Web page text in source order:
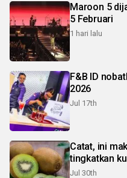
Maroon 5
5 Februari
1 hari lalu
F&B ID
2026
Jul 17th
Catat, ini
tingkatkan
Jul 30th